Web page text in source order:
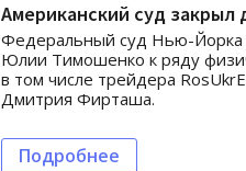
Американский суд
Федеральный суд Нью-Йорка
Юлии Тимошенко к ряду
в том числе трейдера
Дмитрия Фирташа.
Подробнее